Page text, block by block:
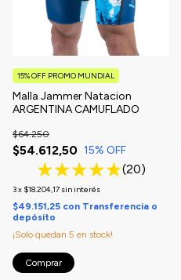
Malla Jammer Natacion
ARGENTINA CAMUFLADO
$54.612,50
$64.250
15% OFF
(20)
3x $18.204,17 sin interés
15% OFF PROMO MUNDIAL
$49.151,25 con Transferencia o
depósito
¡Solo quedan 5 en stock!
Comprar